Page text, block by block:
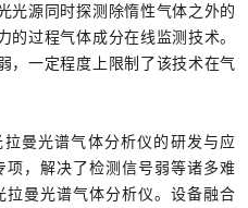
光源同时探测除惰性气体之外的
的过程气体成分在线监测技术。
，一定程度上限制了该技术在气
曼光谱气体分析仪的研发与应
项，解决了检测信号弱等诸多难
曼光谱气体分析仪。设备融合